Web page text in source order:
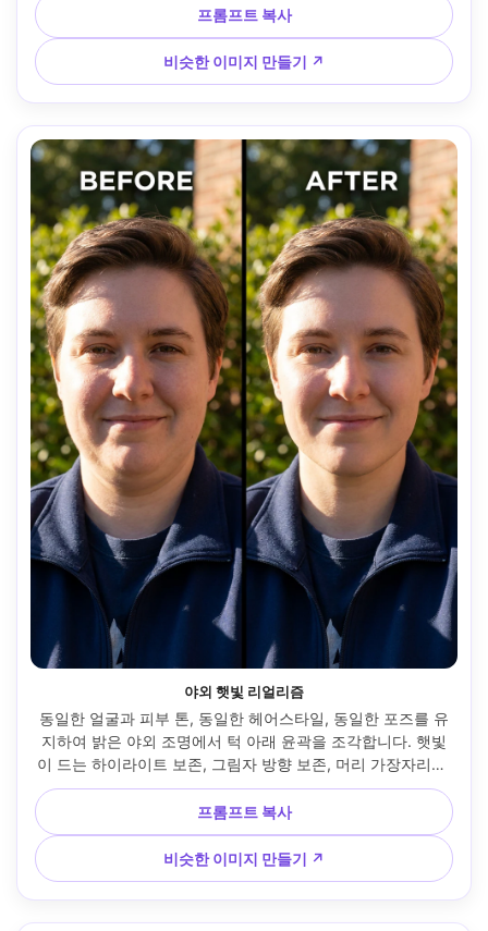
프롬프트 복사
비슷한 이미지 만들기 ↗
야외 햇빛 리얼리즘
동일한 얼굴과 피부 톤, 동일한 헤어스타일, 동일한 포즈를 유
지하여 밝은 야외 조명에서 턱 아래 윤곽을 조각합니다. 햇빛
이 드는 하이라이트 보존, 그림자 방향 보존, 머리 가장자리와
배경 디테일 그대로 유지 --ar 4:5
프롬프트 복사
비슷한 이미지 만들기 ↗